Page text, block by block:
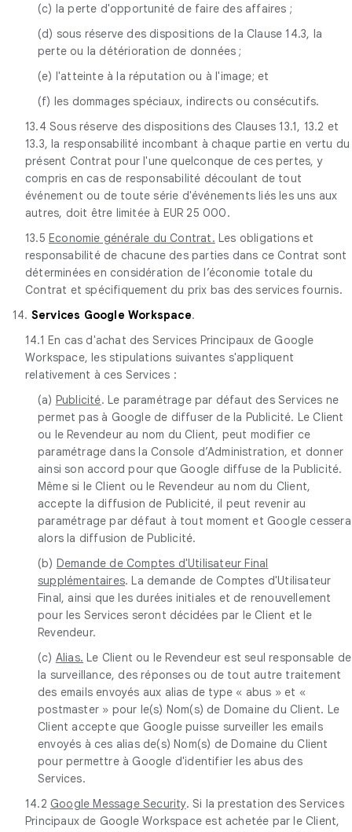
(c) la perte d'opportunité de faire des affaires ;
(d) sous réserve des dispositions de la Clause 14.3, la
perte ou la détérioration de données ;
(e) l'atteinte à la réputation ou à l'image; et
(f) les dommages spéciaux, indirects ou consécutifs.
13.4 Sous réserve des dispositions des Clauses 13.1, 13.2 et
13.3, la responsabilité incombant à chaque partie en vertu du
présent Contrat pour l'une quelconque de ces pertes, y
compris en cas de responsabilité découlant de tout
événement ou de toute série d'événements liés les uns aux
autres, doit être limitée à EUR 25 000.
13.5 Economie générale du Contrat. Les obligations et
responsabilité de chacune des parties dans ce Contrat sont
déterminées en considération de l’économie totale du
Contrat et spécifiquement du prix bas des services fournis.
14. Services Google Workspace.
14.1 En cas d'achat des Services Principaux de Google
Workspace, les stipulations suivantes s'appliquent
relativement à ces Services :
(a) Publicité. Le paramétrage par défaut des Services ne
permet pas à Google de diffuser de la Publicité. Le Client
ou le Revendeur au nom du Client, peut modifier ce
paramétrage dans la Console d’Administration, et donner
ainsi son accord pour que Google diffuse de la Publicité.
Même si le Client ou le Revendeur au nom du Client,
accepte la diffusion de Publicité, il peut revenir au
paramétrage par défaut à tout moment et Google cessera
alors la diffusion de Publicité.
(b) Demande de Comptes d'Utilisateur Final
supplémentaires. La demande de Comptes d'Utilisateur
Final, ainsi que les durées initiales et de renouvellement
pour les Services seront décidées par le Client et le
Revendeur.
(c) Alias. Le Client ou le Revendeur est seul responsable de
la surveillance, des réponses ou de tout autre traitement
des emails envoyés aux alias de type « abus » et «
postmaster » pour le(s) Nom(s) de Domaine du Client. Le
Client accepte que Google puisse surveiller les emails
envoyés à ces alias de(s) Nom(s) de Domaine du Client
pour permettre à Google d'identifier les abus des
Services.
14.2 Google Message Security. Si la prestation des Services
Principaux de Google Workspace est achetée par le Client,